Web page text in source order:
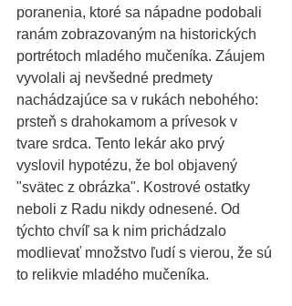
poranenia, ktoré sa nápadne podobali
ranám zobrazovaným na historických
portrétoch mladého mučeníka. Záujem
vyvolali aj nevšedné predmety
nachádzajúce sa v rukách nebohého:
prsteň s drahokamom a prívesok v
tvare srdca. Tento lekár ako prvý
vyslovil hypotézu, že bol objavený
"svätec z obrázka". Kostrové ostatky
neboli z Radu nikdy odnesené. Od
týchto chvíľ sa k nim prichádzalo
modlievať množstvo ľudí s vierou, že sú
to relikvie mladého mučeníka.